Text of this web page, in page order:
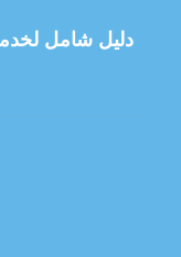
دليل شامل